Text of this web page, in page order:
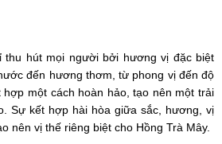
thu hút mọi người bởi hương vị đặc biệt
đến hương thơm, từ phong vị đến độ
một cách hoàn hảo, tạo nên một trải
Sự kết hợp hài hòa giữa sắc, hương, vị
nên vị thế riêng biệt cho Hồng Trà Mây.